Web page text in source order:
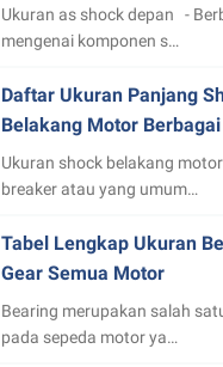
Ukuran as shock depan -
mengenai komponen s…
Daftar Ukuran Panjang
Belakang Motor
Ukuran shock belakang
breaker atau yang umum…
Tabel Lengkap Ukuran
Gear Semua Motor
Bearing merupakan salah
pada sepeda motor ya…